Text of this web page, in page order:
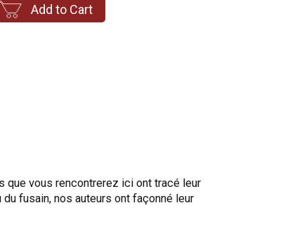
Add to Cart
vous rencontrerez ici ont tracé leur
fusain, nos auteurs ont façonné leur